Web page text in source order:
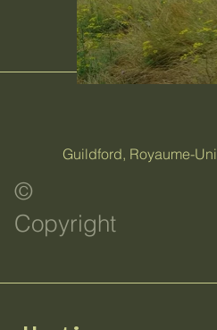
Guildford, Royaume-Uni
©
Copyright